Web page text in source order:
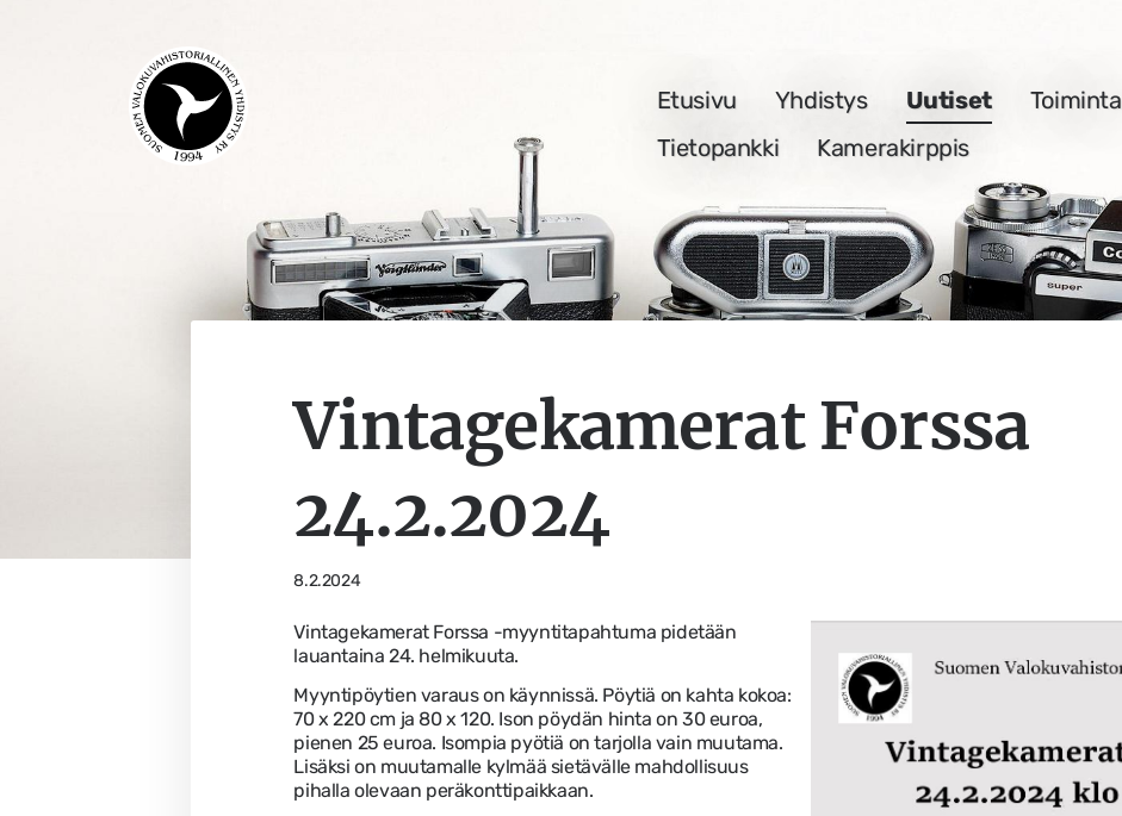
Suomen Valokuvahistoriallinen Yhdistys ry
Etusivu Yhdistys Uutiset Toiminta
Tietopankki
Kamerakirppis
Vintagekamerat Forssa
24.2.2024
8.2.2024
Vintagekamerat Forssa -myyntitapahtuma pidetään
lauantaina 24. helmikuuta.
Myyntipöytien varaus on käynnissä. Pöytiä on kahta kokoa:
70 x 220 cm ja 80 x 120. Ison pöydän hinta on 30 euroa,
pienen 25 euroa. Isompia pyötiä on tarjolla vain muutama.
Lisäksi on muutamalle kylmää sietävälle mahdollisuus
pihalla olevaan peräkonttipaikkaan.